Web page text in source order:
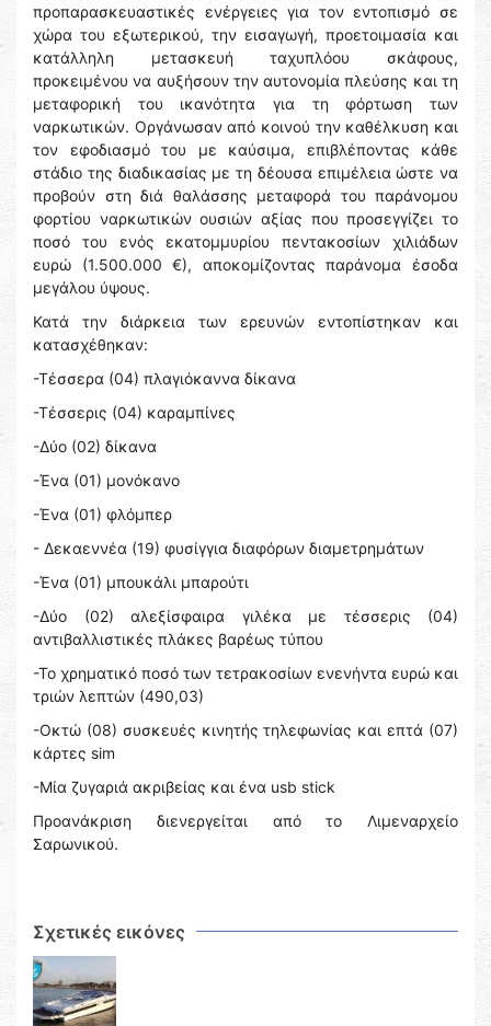
προπαρασκευαστικές ενέργειες για τον εντοπισμό σε
χώρα του εξωτερικού, την εισαγωγή, προετοιμασία και
κατάλληλη μετασκευή ταχυπλόου σκάφους,
προκειμένου να αυξήσουν την αυτονομία πλεύσης και τη
μεταφορική του ικανότητα για τη φόρτωση των
ναρκωτικών. Οργάνωσαν από κοινού την καθέλκυση και
τον εφοδιασμό του με καύσιμα, επιβλέποντας κάθε
στάδιο της διαδικασίας με τη δέουσα επιμέλεια ώστε να
προβούν στη διά θαλάσσης μεταφορά του παράνομου
φορτίου ναρκωτικών ουσιών αξίας που προσεγγίζει το
ποσό του ενός εκατομμυρίου πεντακοσίων χιλιάδων
ευρώ (1.500.000 €), αποκομίζοντας παράνομα έσοδα
μεγάλου ύψους.
Κατά την διάρκεια των ερευνών εντοπίστηκαν και
κατασχέθηκαν:
-Τέσσερα (04) πλαγιόκαννα δίκανα
-Τέσσερις (04) καραμπίνες
-Δύο (02) δίκανα
-Ένα (01) μονόκανο
-Ένα (01) φλόμπερ
- Δεκαεννέα (19) φυσίγγια διαφόρων διαμετρημάτων
-Ένα (01) μπουκάλι μπαρούτι
-Δύο (02) αλεξίσφαιρα γιλέκα με τέσσερις (04)
αντιβαλλιστικές πλάκες βαρέως τύπου
-Το χρηματικό ποσό των τετρακοσίων ενενήντα ευρώ και
τριών λεπτών (490,03)
-Οκτώ (08) συσκευές κινητής τηλεφωνίας και επτά (07)
κάρτες sim
-Μία ζυγαριά ακριβείας και ένα usb stick
Προανάκριση διενεργείται από το Λιμεναρχείο
Σαρωνικού.
Σχετικές εικόνες